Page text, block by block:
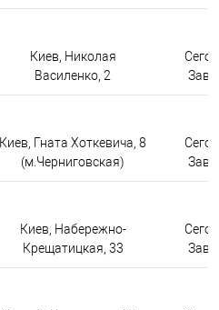
Киев, Николая
Василенко, 2
Киев, Гната Хоткевича, 8
(м.Черниговская)
Киев, Набережно-
Крещатицкая, 33